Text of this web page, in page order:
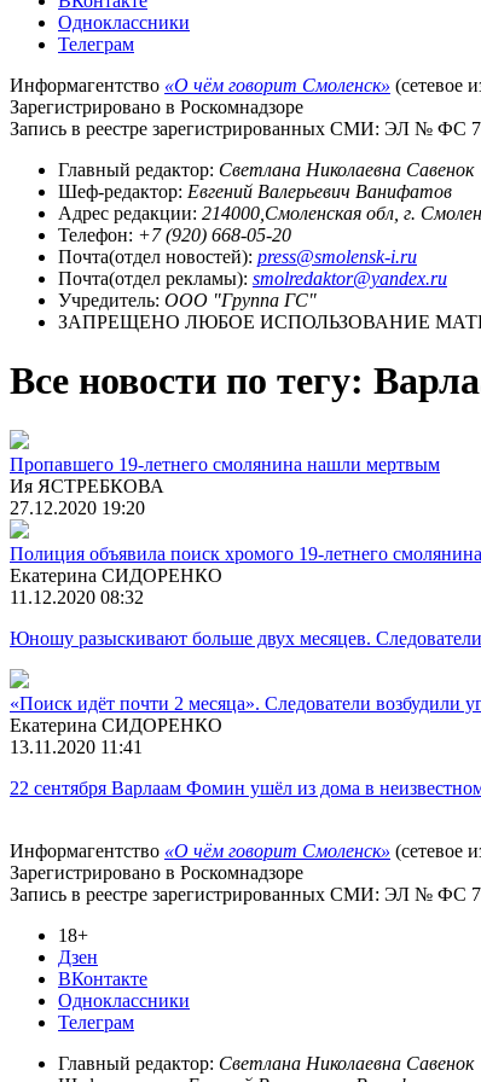
Одноклассники
Телеграм
Информагентство «О чём говорит Смоленск» (сетевое
Зарегистрировано в Роскомнадзоре
Запись в реестре зарегистрированных СМИ: ЭЛ № ФС
Главный редактор: Светлана Николаевна Савенок
Шеф-редактор: Евгений Валерьевич Ванифатов
Адрес редакции: 214000,Смоленская обл, г.
Телефон: +7 (920) 668-05-20
Почта(отдел новостей): press@smolensk-i.ru
Почта(отдел рекламы): smolredaktor@yandex.ru
Учредитель: ООО "Группа ГС"
ЗАПРЕЩЕНО ЛЮБОЕ ИСПОЛЬЗОВАНИЕ
Все новости по тегу:
Пропавшего 19-летнего смолянина нашли мертвым
Ия ЯСТРЕБКОВА
27.12.2020 19:20
Полиция объявила поиск хромого 19-летнего смолянина
Екатерина СИДОРЕНКО
11.12.2020 08:32
Юношу разыскивают больше двух месяцев.
«Поиск идёт почти 2 месяца». Следователи возбудили
Екатерина СИДОРЕНКО
13.11.2020 11:41
22 сентября Варлаам Фомин ушёл из дома в
Информагентство «О чём говорит Смоленск» (сетевое
Зарегистрировано в Роскомнадзоре
Запись в реестре зарегистрированных СМИ: ЭЛ № ФС
18+
Дзен
ВКонтакте
Одноклассники
Телеграм
Главный редактор: Светлана Николаевна Савенок